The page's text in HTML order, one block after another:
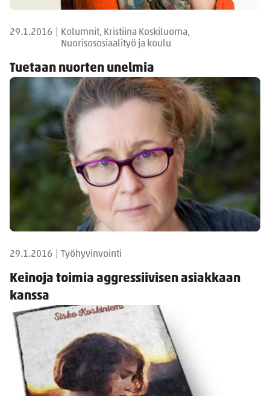
29.1.2016
Kolumnit, Kristiina Koskiluoma,
Nuorisososiaalityö ja koulu
Tuetaan nuorten unelmia
29.1.2016 Työhyvinvointi
Keinoja toimia aggressiivisen asiakkaan
kanssa